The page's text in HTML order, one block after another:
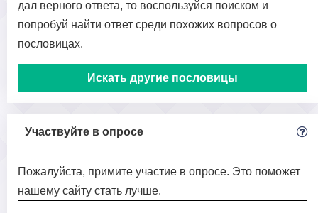
дал верного ответа, то воспользуйся поиском и
попробуй найти ответ среди похожих вопросов о
пословицах.
Искать другие пословицы
Участвуйте в опросе
Пожалуйста, примите участие в опросе. Это поможет
нашему сайту стать лучше.